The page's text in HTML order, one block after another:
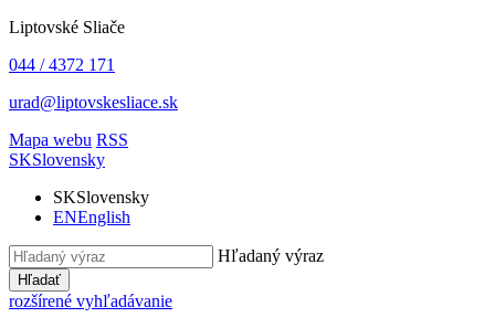
Liptovské Sliače
044 / 4372 171
urad@liptovskesliace.sk
Mapa webu RSS
SKSlovensky
SKSlovensky
ENEnglish
Hľadaný výraz
Hľadať
rozšírené vyhľadávanie